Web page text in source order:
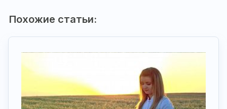
Похожие статьи: